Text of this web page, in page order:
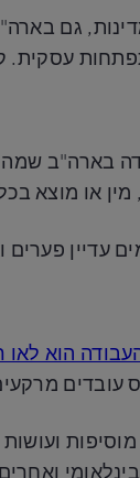
גם
עסקית.
או מוצא
עדיין
העבודה הוא
עובדים